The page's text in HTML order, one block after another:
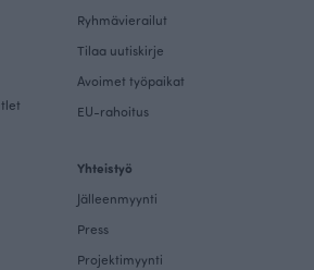
Ryhmävierailut
Tilaa uutiskirje
Avoimet työpaikat
EU-rahoitus
Yhteistyö
Jälleenmyynti
Press
Projektimyynti